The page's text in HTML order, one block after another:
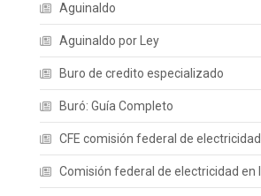
Aguinaldo
Aguinaldo por Ley
Buro de credito especializado
Buró: Guía Completo
CFE comisión federal de electricidad
Comisión federal de electricidad en